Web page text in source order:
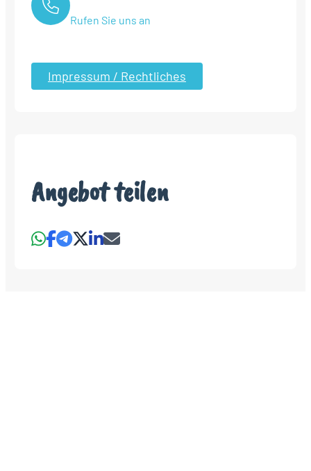
Rufen Sie uns an
Impressum / Rechtliches
Angebot teilen